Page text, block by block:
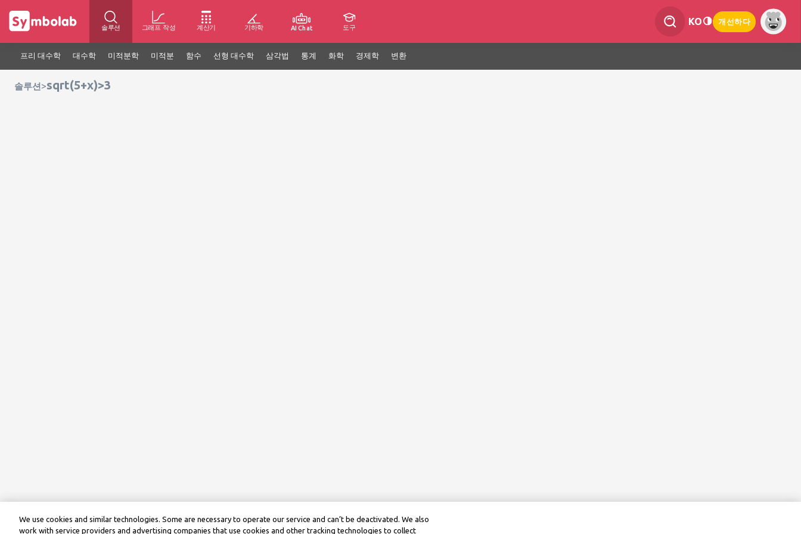
솔루션 그래프 작성 계산기 기하학 AI Chat 도구
KO 개선하다
프리 대수학 대수학 미적분학 미적분 함수 선형 대수학 삼각법 통계 화학 경제학 변환
솔루션 >sqrt(5+x)>3
We use cookies and similar technologies. Some are necessary to operate our service and can’t be deactivated. We also
work with service providers and advertising companies that use cookies and other tracking technologies to collect